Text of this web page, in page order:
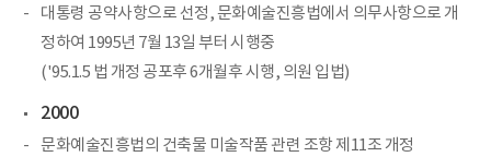
대통령 공약사항으로 선정, 문화예술진흥법에서 의무사항으로 개
정하여 1995년 7월 13일 부터 시행중
('95.1.5 법 개정 공포후 6개월후 시행, 의원 입법)
2000
문화예술진흥법의 건축물 미술작품 관련 조항 제11조 개정